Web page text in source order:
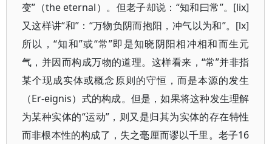
变”（the eternal）。但老子却说：“知和曰常”。[lix]
又这样讲“和”：“万物负阴而抱阳，冲气以为和”。[lx]
所以，“知和”或“常”即是知晓阴阳相冲相和而生元
气，并因而构成万物的道理。这样看来，“常”并非指
某个现成实体或概念原则的守恒，而是本源的发生
（Er-eignis）式的构成。但是，如果将这种发生理解
为某种实体的“运动”，则又是归其为实体的存在特性
而非根本性的构成了，失之毫厘而谬以千里。老子16